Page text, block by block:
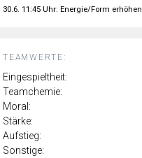
TEAMWERTE:
Eingespieltheit:
Teamchemie:
Moral:
Stärke:
Aufstieg:
Sonstige:
30.6. 11:45 Uhr: Energie/Form erhöhen